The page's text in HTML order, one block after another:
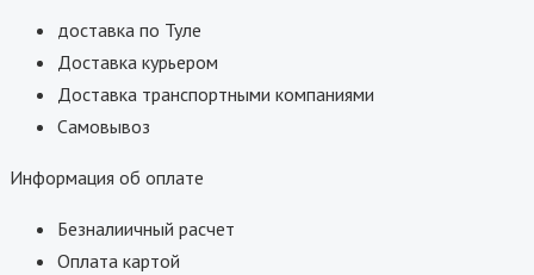
доставка по Туле
Доставка курьером
Доставка транспортными компаниями
Самовывоз
Информация об оплате
Безналиичный расчет
Оплата картой